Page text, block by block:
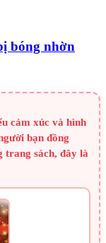
bóng nhờn
cảm xúc và hình
bạn đồng
trang sách, đây là